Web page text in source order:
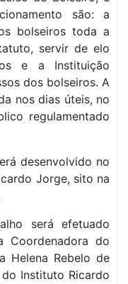
são: a
bolseiros toda a
servir de elo
e a Instituição
dos bolseiros. A
nos dias úteis, no
regulamentado
desenvolvido no
Jorge, sito na
será efetuado
Coordenadora do
Helena Rebelo de
Instituto Ricardo